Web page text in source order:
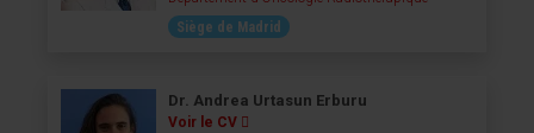
Siège de Madrid
Dr. Andrea Urtasun Erburu
Voir le CV